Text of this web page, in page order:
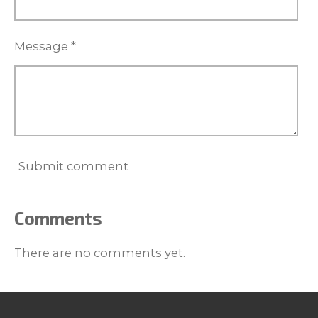
Message *
Submit comment
Comments
There are no comments yet.